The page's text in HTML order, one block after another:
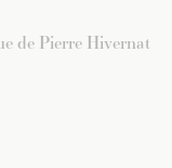
de Pierre Hivernat